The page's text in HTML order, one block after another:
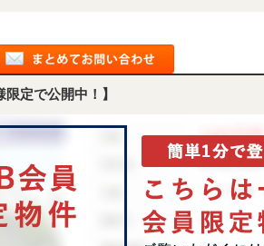
限定で公開中！】